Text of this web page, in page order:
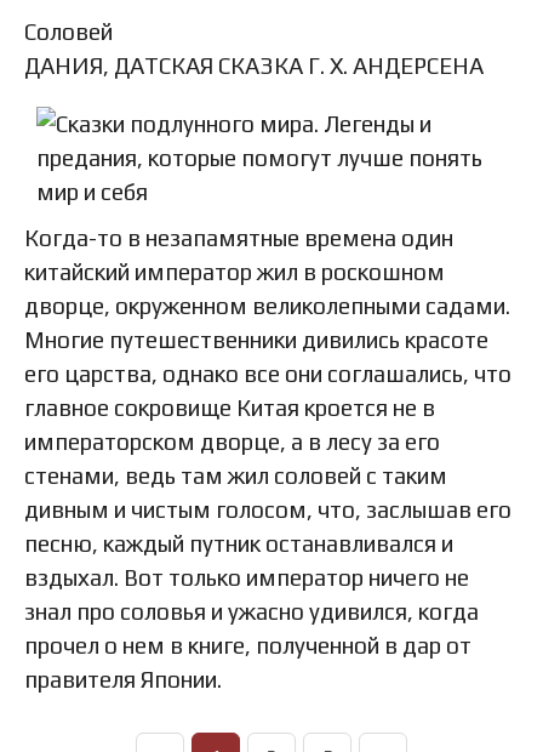
Соловей
ДАНИЯ, ДАТСКАЯ СКАЗКА Г. Х. АНДЕРСЕНА
Когда-то в незапамятные времена один
китайский император жил в роскошном
дворце, окруженном великолепными садами.
Многие путешественники дивились красоте
его царства, однако все они соглашались, что
главное сокровище Китая кроется не в
императорском дворце, а в лесу за его
стенами, ведь там жил соловей с таким
дивным и чистым голосом, что, заслышав его
песню, каждый путник останавливался и
вздыхал. Вот только император ничего не
знал про соловья и ужасно удивился, когда
прочел о нем в книге, полученной в дар от
правителя Японии.